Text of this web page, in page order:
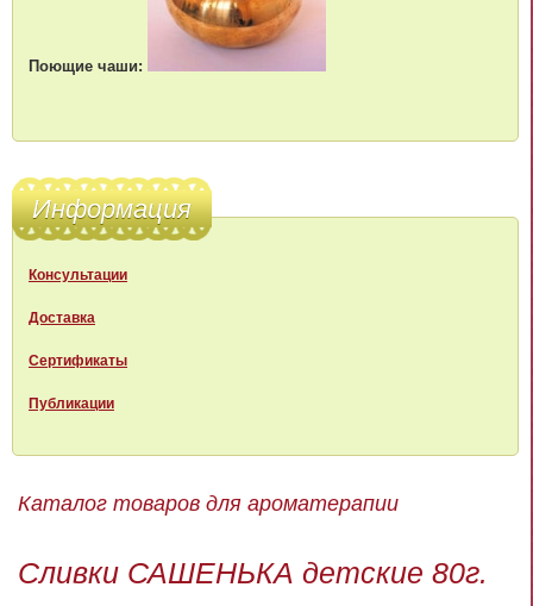
Поющие чаши:
Информация
Консультации
Доставка
Сертификаты
Публикации
Каталог товаров для ароматерапии
Сливки САШЕНЬКА детские 80г.